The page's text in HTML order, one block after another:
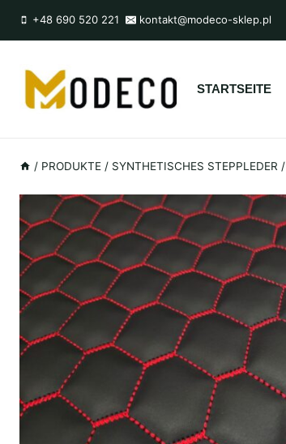
Inhalt
+48 690 520 221 kontakt@modeco-sklep.pl
STARTSEITE
/ PRODUKTE / SYNTHETISCHES STEPPLEDER /